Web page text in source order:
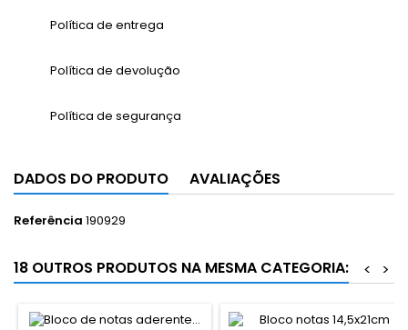
Política de entrega
Política de devolução
Política de segurança
DADOS DO PRODUTO AVALIAÇÕES
Referência 190929
18 OUTROS PRODUTOS NA MESMA CATEGORIA: >
<